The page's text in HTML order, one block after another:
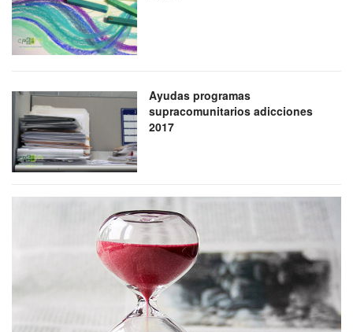
Ayudas programas
supracomunitarios adicciones
2017